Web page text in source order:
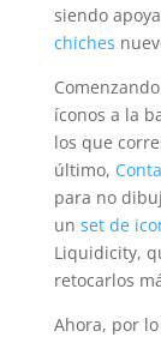
siendo
chiches
íconos a la
los que
último,
para no
un set de
Liquidicity,
retocarlos
Ahora, por